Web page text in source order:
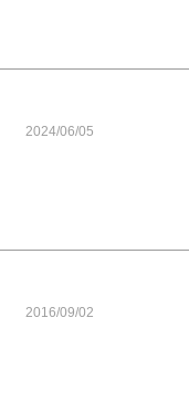
2024/06/05
2016/09/02